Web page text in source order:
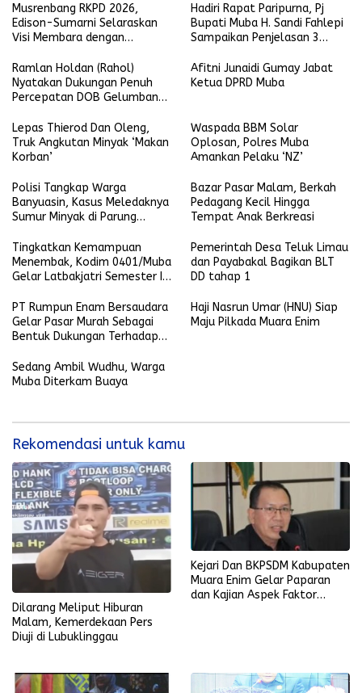
Musrenbang RKPD 2026,
Edison-Sumarni Selaraskan
Visi Membara dengan
Hadiri Rapat Paripurna, Pj
Bupati Muba H. Sandi Fahlepi
Sampaikan Penjelasan 3
Muba
Ramlan Holdan (Rahol)
Nyatakan Dukungan Penuh
Percepatan DOB Gelumbang
Afitni Junaidi Gumay Jabat
Ketua DPRD Muba
Lepas Thierod Dan Oleng,
Truk Angkutan Minyak ‘Makan
Korban’
Waspada BBM Solar
Oplosan, Polres Muba
Amankan Pelaku ‘NZ’
Polisi Tangkap Warga
Banyuasin, Kasus Meledaknya
Sumur Minyak di Parung
Bazar Pasar Malam, Berkah
Pedagang Kecil Hingga
Tempat Anak Berkreasi
Tingkatkan Kemampuan
Menembak, Kodim 0401/Muba
Gelar Latbakjatri Semester I
Pemerintah Desa Teluk Limau
dan Payabakal Bagikan BLT
DD tahap 1
PT Rumpun Enam Bersaudara
Gelar Pasar Murah Sebagai
Bentuk Dukungan Terhadap
Enim
Haji Nasrun Umar (HNU) Siap
Maju Pilkada Muara Enim
Sedang Ambil Wudhu, Warga
Muba Diterkam Buaya
Rekomendasi untuk kamu
Dilarang Meliput Hiburan
Malam, Kemerdekaan Pers
Diuji di Lubuklinggau
Kejari Dan BKPSDM Kabupaten
Muara Enim Gelar Paparan
dan Kajian Aspek Faktor